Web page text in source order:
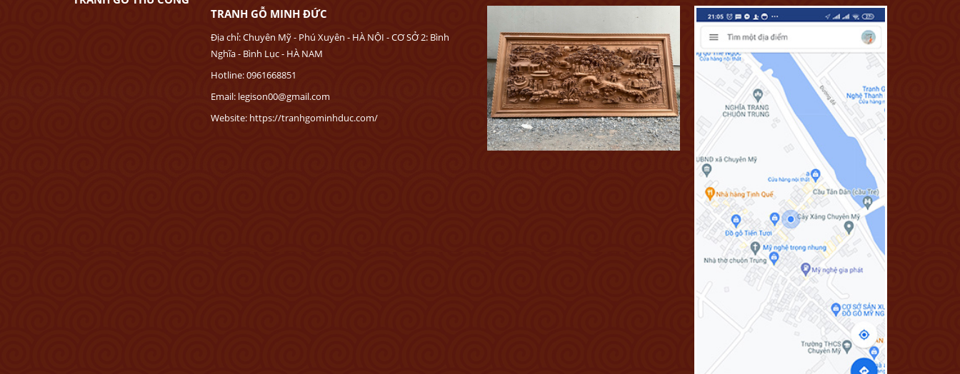
TRANH GỖ MINH ĐỨC
Địa chỉ: Chuyên Mỹ - Phú Xuyên - HÀ NỘI - CƠ SỞ 2: Bình
Nghĩa - Bình Lục - HÀ NAM
Hotline: 0961668851
Email: legison00@gmail.com
Website: https://tranhgominhduc.com/